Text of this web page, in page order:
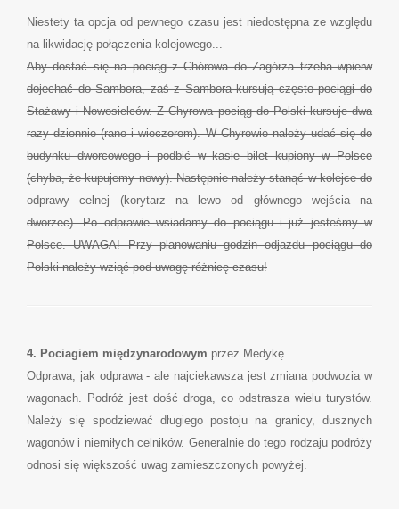
Niestety ta opcja od pewnego czasu jest niedostępna ze względu
na likwidację połączenia kolejowego...
Aby dostać się na pociąg z Chórowa do Zagórza trzeba wpierw
dojechać do Sambora, zaś z Sambora kursują często pociągi do
Stażawy i Nowosielców. Z Chyrowa pociąg do Polski kursuje dwa
razy dziennie (rano i wieczorem). W Chyrowie należy udać się do
budynku dworcowego i podbić w kasie bilet kupiony w Polsce
(chyba, że kupujemy nowy). Następnie należy stanąć w kolejce do
odprawy celnej (korytarz na lewo od głównego wejścia na
dworzec). Po odprawie wsiadamy do pociągu i już jesteśmy w
Polsce. UWAGA! Przy planowaniu godzin odjazdu pociągu do
Polski należy wziąć pod uwagę różnicę czasu!
4. Pociagiem międzynarodowym przez Medykę.
Odprawa, jak odprawa - ale najciekawsza jest zmiana podwozia w
wagonach. Podróż jest dość droga, co odstrasza wielu turystów.
Należy się spodziewać długiego postoju na granicy, dusznych
wagonów i niemiłych celników. Generalnie do tego rodzaju podróży
odnosi się większość uwag zamieszczonych powyżej.